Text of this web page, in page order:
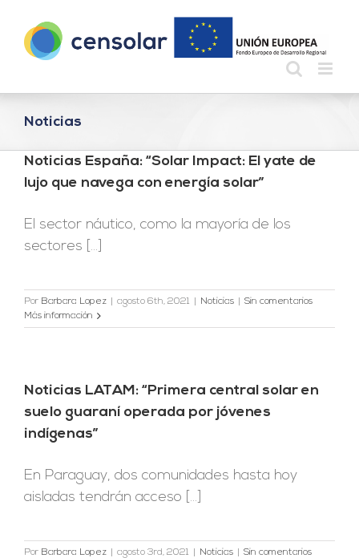
contenido
Noticias
Noticias España: “Solar Impact: El yate de
lujo que navega con energía solar”
El sector náutico, como la mayoría de los
sectores [...]
Por Barbara Lopez agosto 6th, 2021 Noticias
Sin comentarios
Más información
Noticias LATAM: “Primera central solar en
suelo guaraní operada por jóvenes
indígenas”
En Paraguay, dos comunidades hasta hoy
aisladas tendrán acceso [...]
Por Barbara Lopez agosto 3rd, 2021 Noticias
Sin comentarios